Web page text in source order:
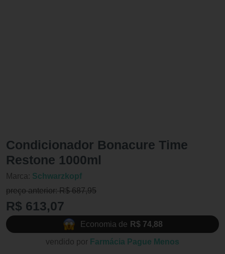
Condicionador Bonacure Time
Restone 1000ml
Marca: Schwarzkopf
preço anterior: R$ 687,95
R$ 613,07
Economia de R$ 74,88
vendido por Farmácia Pague Menos